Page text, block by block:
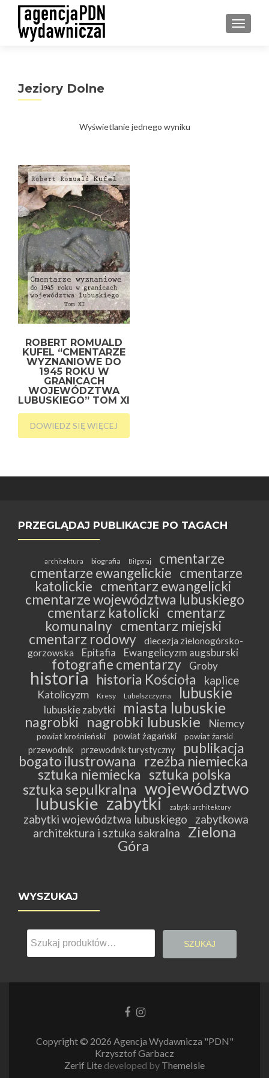
Jeziory Dolne
Wyświetlanie jednego wyniku
ROBERT ROMUALD
KUFEL “CMENTARZE
WYZNANIOWE DO
1945 ROKU W
GRANICACH
WOJEWÓDZTWA
LUBUSKIEGO” TOM XI
DOWIEDZ SIĘ WIĘCEJ
PRZEGLĄDAJ PUBLIKACJE PO TAGACH
architektura biografia Biłgoraj
cmentarze
cmentarze ewangelickie cmentarze
katolickie cmentarz ewangelicki
cmentarze województwa lubuskiego
cmentarz katolicki cmentarz
komunalny cmentarz miejski
cmentarz rodowy
diecezja zielonogórsko-
gorzowska
Epitafia Ewangelicyzm augsburski
fotografie cmentarzy Groby
historia historia Kościoła kaplice
Katolicyzm Kresy Lubelszczyzna lubuskie
lubuskie zabytki miasta lubuskie
nagrobki nagrobki lubuskie Niemcy
powiat krośnieński powiat żagański powiat żarski
przewodnik przewodnik turystyczny
publikacja
bogato ilustrowana
rzeźba niemiecka
sztuka niemiecka sztuka polska
sztuka sepulkralna województwo
lubuskie zabytki zabytki architektury
zabytki województwa lubuskiego
zabytkowa
architektura i sztuka sakralna
Zielona
Góra
WYSZUKAJ
Szukaj:
SZUKAJ
LinkLink
Copyright © 2026 Agencja Wydawnicza "PDN"
Krzysztof Garbacz
Zerif Lite developed by ThemeIsle